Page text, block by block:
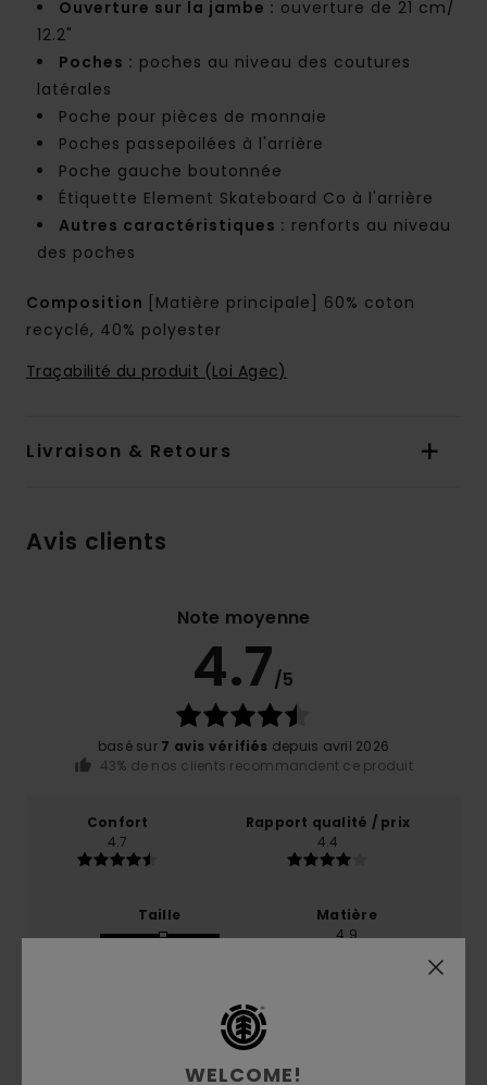
Ouverture sur la jambe : ouverture de 21 cm/
12.2"
Poches : poches au niveau des coutures
latérales
Poche pour pièces de monnaie
Poches passepoilées à l'arrière
Poche gauche boutonnée
Étiquette Element Skateboard Co à l'arrière
Autres caractéristiques : renforts au niveau
des poches
Composition
[Matière principale] 60% coton
recyclé, 40% polyester
Traçabilité du produit (Loi Agec)
Livraison & Retours
Avis clients
Note moyenne
4.7/5
basé sur 7 avis vérifiés depuis avril 2026
43% de nos clients recommandent ce produit
Confort
4.7
Rapport qualité / prix
4.4
Taille
Matière
4.9
Coloris
4.9
WELCOME!